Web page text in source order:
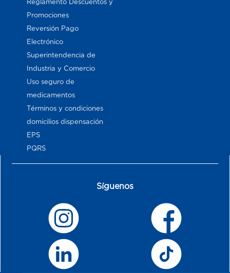
Reglamento Descuentos y
Promociones
Reversión Pago
Electrónico
Superintendencia de
Industria y Comercio
Uso seguro de
medicamentos
Términos y condiciones
domicilios dispensación
EPS
PQRS
Síguenos